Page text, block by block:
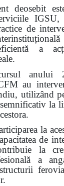
deosebit
IGSU,
de
a
anului
au
utilizând
la
la
de
la
a